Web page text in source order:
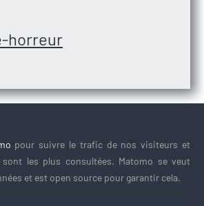
horreur
pour suivre le trafic de nos visiteurs et
sont les plus consultées. Matomo se veut
et est open source pour garantir cela.